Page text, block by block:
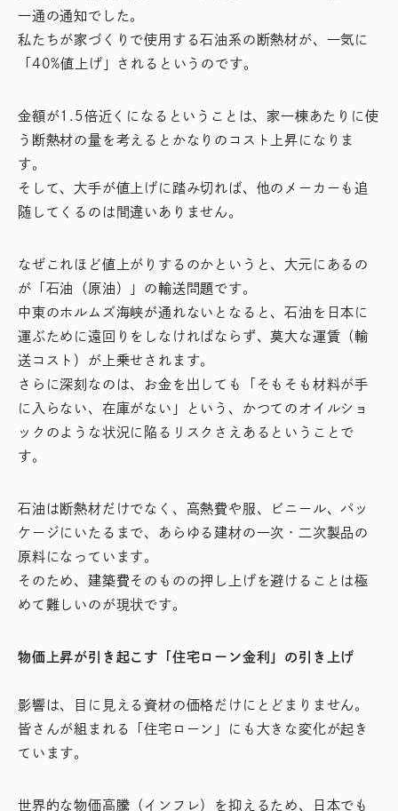
一通の通知でした。
私たちが家づくりで使用する石油系の断熱材が、一気に
「40%値上げ」されるというのです。
金額が1.5倍近くになるということは、家一棟あたりに使
う断熱材の量を考えるとかなりのコスト上昇になりま
す。
そして、大手が値上げに踏み切れば、他のメーカーも追
随してくるのは間違いありません。
なぜこれほど値上がりするのかというと、大元にあるの
が「石油（原油）」の輸送問題です。
中東のホルムズ海峡が通れないとなると、石油を日本に
運ぶために遠回りをしなければならず、莫大な運賃（輸
送コスト）が上乗せされます。
さらに深刻なのは、お金を出しても「そもそも材料が手
に入らない、在庫がない」という、かつてのオイルショ
ックのような状況に陥るリスクさえあるということで
す。
石油は断熱材だけでなく、高熱費や服、ビニール、パッ
ケージにいたるまで、あらゆる建材の一次・二次製品の
原料になっています。
そのため、建築費そのものの押し上げを避けることは極
めて難しいのが現状です。
物価上昇が引き起こす「住宅ローン金利」の引き上げ
影響は、目に見える資材の価格だけにとどまりません。
皆さんが組まれる「住宅ローン」にも大きな変化が起き
ています。
世界的な物価高騰（インフレ）を抑えるため、日本でも